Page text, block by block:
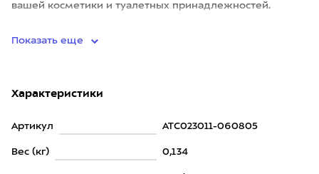
вашей косметики и туалетных принадлежностей.
Показать еще
Характеристики
Артикул ATC023011-060805
Вес (кг) 0,134